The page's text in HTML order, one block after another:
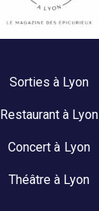
Sorties à Lyon
Restaurant à Lyon
Concert à Lyon
Théâtre à Lyon